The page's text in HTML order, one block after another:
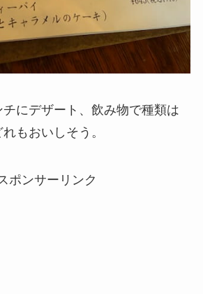
チにデザート、飲み物で種類は
もおいしそう。
ポンサーリンク